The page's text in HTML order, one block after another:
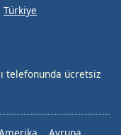
Türkiye
telefonunda ücretsiz